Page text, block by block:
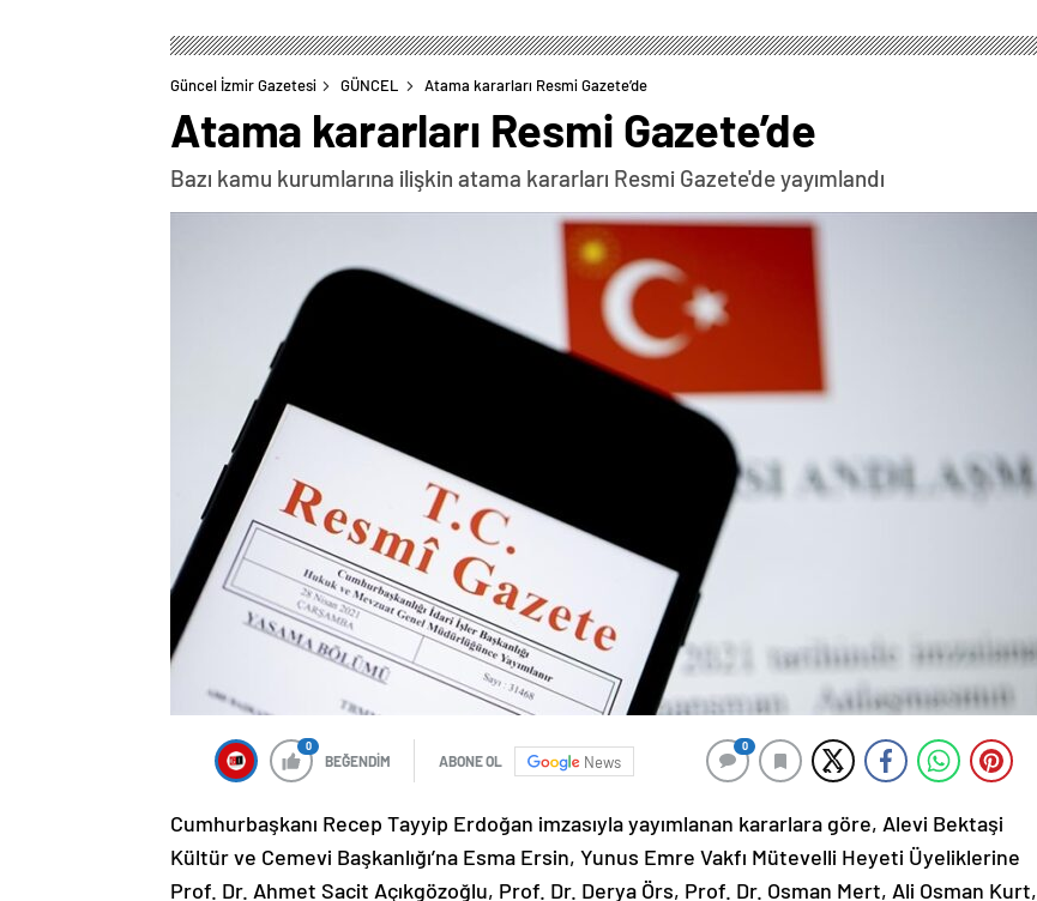
Güncel İzmir Gazetesi GÜNCEL Atama kararları Resmi Gazete’de
Atama kararları Resmi Gazete’de
Bazı kamu kurumlarına ilişkin atama kararları Resmi Gazete'de yayımlandı
0
BEĞENDİM ABONE OL News
0
Cumhurbaşkanı Recep Tayyip Erdoğan imzasıyla yayımlanan kararlara göre, Alevi Bektaşi
Kültür ve Cemevi Başkanlığı’na Esma Ersin, Yunus Emre Vakfı Mütevelli Heyeti Üyeliklerine
Prof. Dr. Ahmet Sacit Açıkgözoğlu, Prof. Dr. Derya Örs, Prof. Dr. Osman Mert, Ali Osman Kurt,